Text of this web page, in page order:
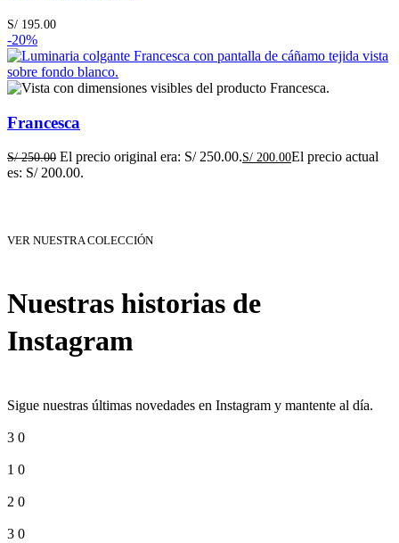
S/ 195.00
-20%
Francesca
S/250.00 El precio original era: S/ 250.00.S/ 200.00El precio actual
es: S/ 200.00.
VER NUESTRA COLECCIÓN
Nuestras historias de
Instagram
Sigue nuestras últimas novedades en Instagram y mantente al día.
3 0
1 0
2 0
3 0